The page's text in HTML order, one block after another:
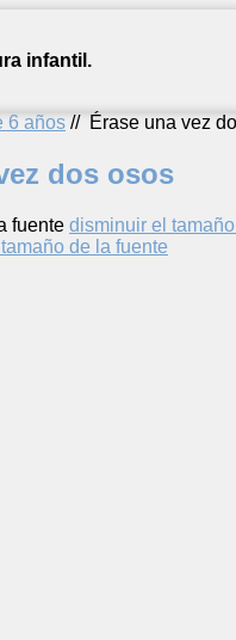
infantil.
6 años // Érase una vez
dos osos
fuente disminuir el